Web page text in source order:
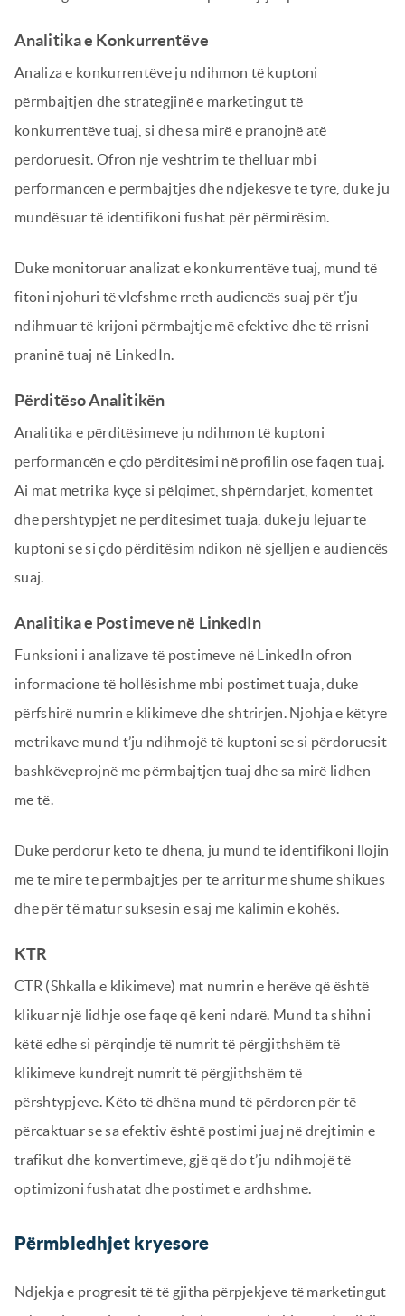
Analitika e Konkurrentëve
Analiza e konkurrentëve ju ndihmon të kuptoni
përmbajtjen dhe strategjinë e marketingut të
konkurrentëve tuaj, si dhe sa mirë e pranojnë atë
përdoruesit. Ofron një vështrim të thelluar mbi
performancën e përmbajtjes dhe ndjekësve të tyre, duke ju
mundësuar të identifikoni fushat për përmirësim.
Duke monitoruar analizat e konkurrentëve tuaj, mund të
fitoni njohuri të vlefshme rreth audiencës suaj për t’ju
ndihmuar të krijoni përmbajtje më efektive dhe të rrisni
praninë tuaj në LinkedIn.
Përditëso Analitikën
Analitika e përditësimeve ju ndihmon të kuptoni
performancën e çdo përditësimi në profilin ose faqen tuaj.
Ai mat metrika kyçe si pëlqimet, shpërndarjet, komentet
dhe përshtypjet në përditësimet tuaja, duke ju lejuar të
kuptoni se si çdo përditësim ndikon në sjelljen e audiencës
suaj.
Analitika e Postimeve në LinkedIn
Funksioni i analizave të postimeve në LinkedIn ofron
informacione të hollësishme mbi postimet tuaja, duke
përfshirë numrin e klikimeve dhe shtrirjen. Njohja e këtyre
metrikave mund t’ju ndihmojë të kuptoni se si përdoruesit
bashkëveprojnë me përmbajtjen tuaj dhe sa mirë lidhen
me të.
Duke përdorur këto të dhëna, ju mund të identifikoni llojin
më të mirë të përmbajtjes për të arritur më shumë shikues
dhe për të matur suksesin e saj me kalimin e kohës.
KTR
CTR (Shkalla e klikimeve) mat numrin e herëve që është
klikuar një lidhje ose faqe që keni ndarë. Mund ta shihni
këtë edhe si përqindje të numrit të përgjithshëm të
klikimeve kundrejt numrit të përgjithshëm të
përshtypjeve. Këto të dhëna mund të përdoren për të
përcaktuar se sa efektiv është postimi juaj në drejtimin e
trafikut dhe konvertimeve, gjë që do t’ju ndihmojë të
optimizoni fushatat dhe postimet e ardhshme.
Përmbledhjet kryesore
Ndjekja e progresit të të gjitha përpjekjeve të marketingut